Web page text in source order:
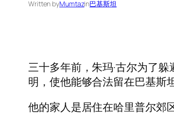
Written byMumtazin巴基斯坦
三十多年前，朱玛·古尔为了
明，使他能够合法留在巴基斯坦
他的家人是居住在哈里普尔郊